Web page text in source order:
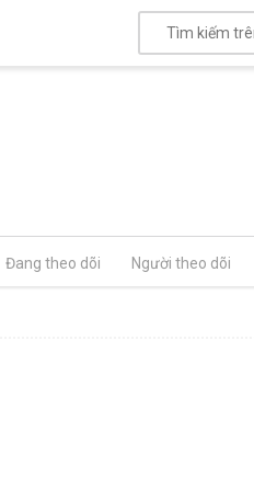
Đang theo dõi Người theo dõi